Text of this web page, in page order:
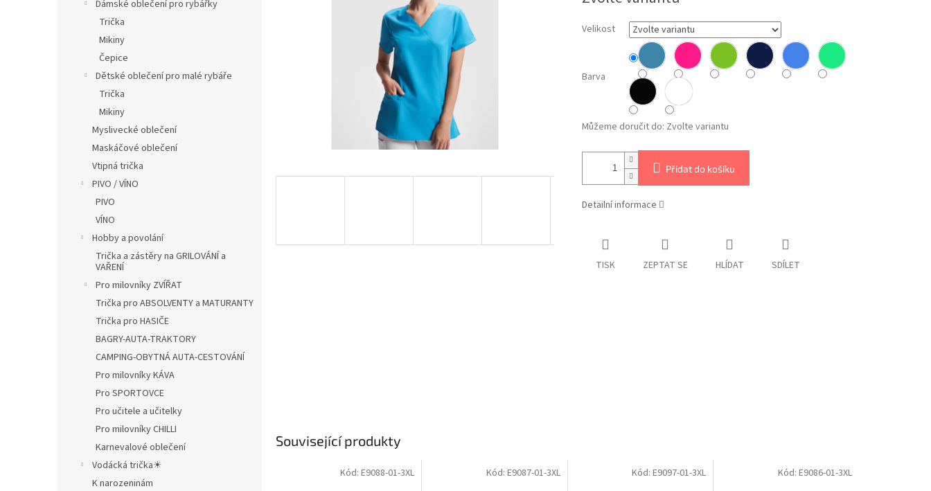
Dámské oblečení pro rybářky
Trička
Mikiny
Čepice
Dětské oblečení pro malé rybáře
Trička
Mikiny
Myslivecké oblečení
Maskáčové oblečení
Vtipná trička
PIVO / VÍNO
PIVO
VÍNO
Hobby a povolání
Trička a zástěry na GRILOVÁNÍ a
VAŘENÍ
Pro milovníky ZVÍŘAT
Trička pro ABSOLVENTY a MATURANTY
Trička pro HASIČE
BAGRY-AUTA-TRAKTORY
CAMPING-OBYTNÁ AUTA-CESTOVÁNÍ
Pro milovníky KÁVA
Pro SPORTOVCE
Pro učitele a učitelky
Pro milovníky CHILLI
Karnevalové oblečení
Vodácká trička☀
K narozeninám
Velikost
Barva
Můžeme doručit do: Zvolte variantu
Přidat do košíku
Detailní informace
TISK ZEPTAT SE HLÍDAT SDÍLET
Související produkty
Kód: E9088-01-3XL Kód: E9087-01-3XL Kód:E9097-01-3XL Kód: E9086-01-3XL